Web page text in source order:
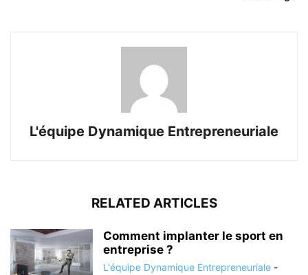
L'équipe Dynamique Entrepreneuriale
RELATED ARTICLES
Comment implanter le sport en
entreprise ?
L'équipe Dynamique Entrepreneuriale -